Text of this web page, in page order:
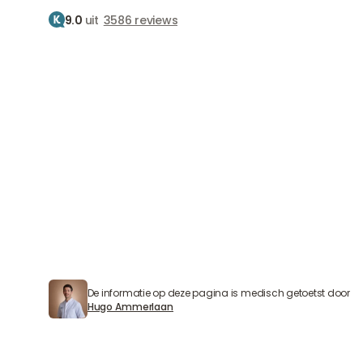
9.0 uit 3586 reviews
Hugo Ammerlaan
De informatie op deze pagina is medisch getoetst door
Hugo Ammerlaan